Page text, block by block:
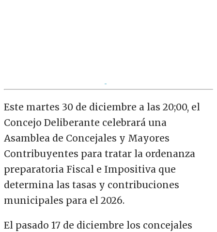
Este martes 30 de diciembre a las 20;00, el
Concejo Deliberante celebrará una
Asamblea de Concejales y Mayores
Contribuyentes para tratar la ordenanza
preparatoria Fiscal e Impositiva que
determina las tasas y contribuciones
municipales para el 2026.
El pasado 17 de diciembre los concejales